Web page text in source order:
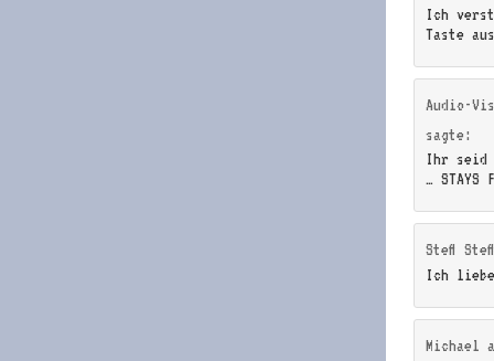
Ich
Taste
Audio-
sagte:
Ihr seid
… STAYS
Steff Steff
Ich
Michael